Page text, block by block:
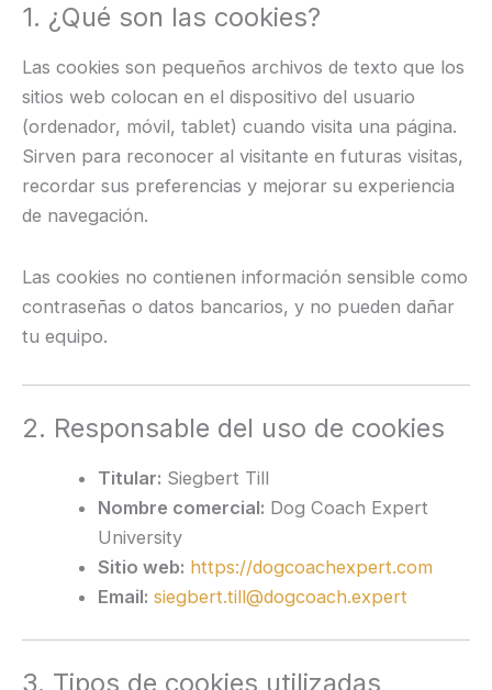
1. ¿Qué son las cookies?
Las cookies son pequeños archivos de texto que los
sitios web colocan en el dispositivo del usuario
(ordenador, móvil, tablet) cuando visita una página.
Sirven para reconocer al visitante en futuras visitas,
recordar sus preferencias y mejorar su experiencia
de navegación.
Las cookies no contienen información sensible como
contraseñas o datos bancarios, y no pueden dañar
tu equipo.
2. Responsable del uso de cookies
Titular: Siegbert Till
Nombre comercial: Dog Coach Expert
University
Sitio web: https://dogcoachexpert.com
Email: siegbert.till@dogcoach.expert
3. Tipos de cookies utilizadas